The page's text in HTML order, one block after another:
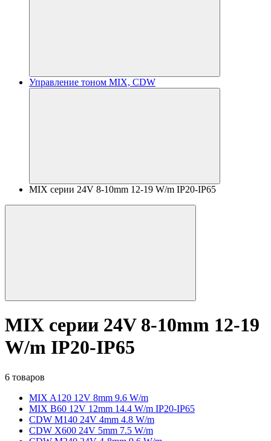
Управление тоном MIX, CDW
MIX серии 24V 8-10mm 12-19 W/m IP20-IP65
MIX серии 24V 8-10mm 12-19
W/m IP20-IP65
6 товаров
MIX A120 12V 8mm 9.6 W/m
MIX B60 12V 12mm 14.4 W/m IP20-IP65
CDW M140 24V 4mm 4.8 W/m
CDW X600 24V 5mm 7.5 W/m